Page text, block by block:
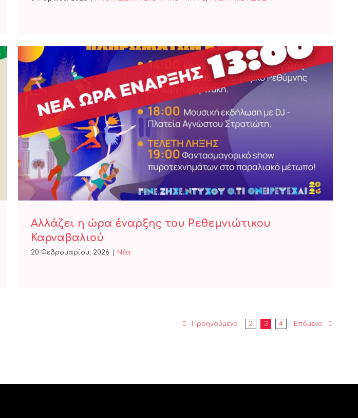
Αλλάζει η ώρα έναρξης του Ρεθεμνιώτικου
Καρναβαλιού
Αλλάζει η ώρα έναρξης του Ρεθεμνιώτικου
Καρναβαλιού
20 Φεβρουαρίου, 2026 Nέα
Προηγούμενο 2 3 4 Επόμενο